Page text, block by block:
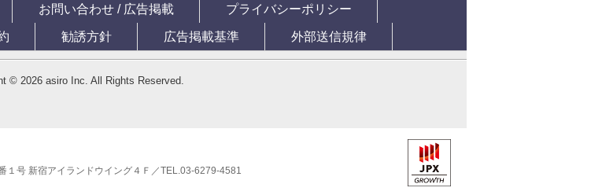
お問い合わせ / 広告掲載
プライバシーポリシー
勧誘方針 広告掲載基準 外部送信規律
© 2026 asiro Inc. All Rights Reserved.
１号 新宿アイランドウイング４Ｆ／TEL.03-6279-4581